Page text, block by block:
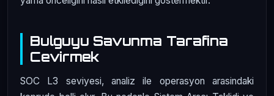
Bulguyu Savunma Tarafina
Cevirmek
SOC L3 seviyesi, analiz ile operasyon arasindaki